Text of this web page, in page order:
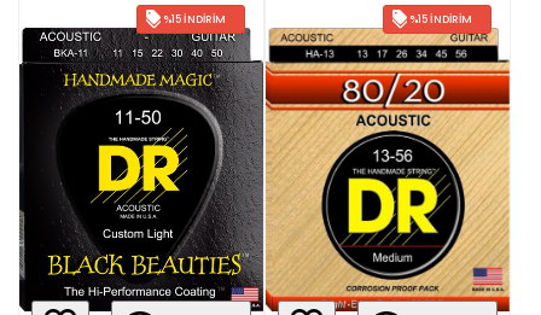
%15 İNDIRIM %15 İNDIRIM